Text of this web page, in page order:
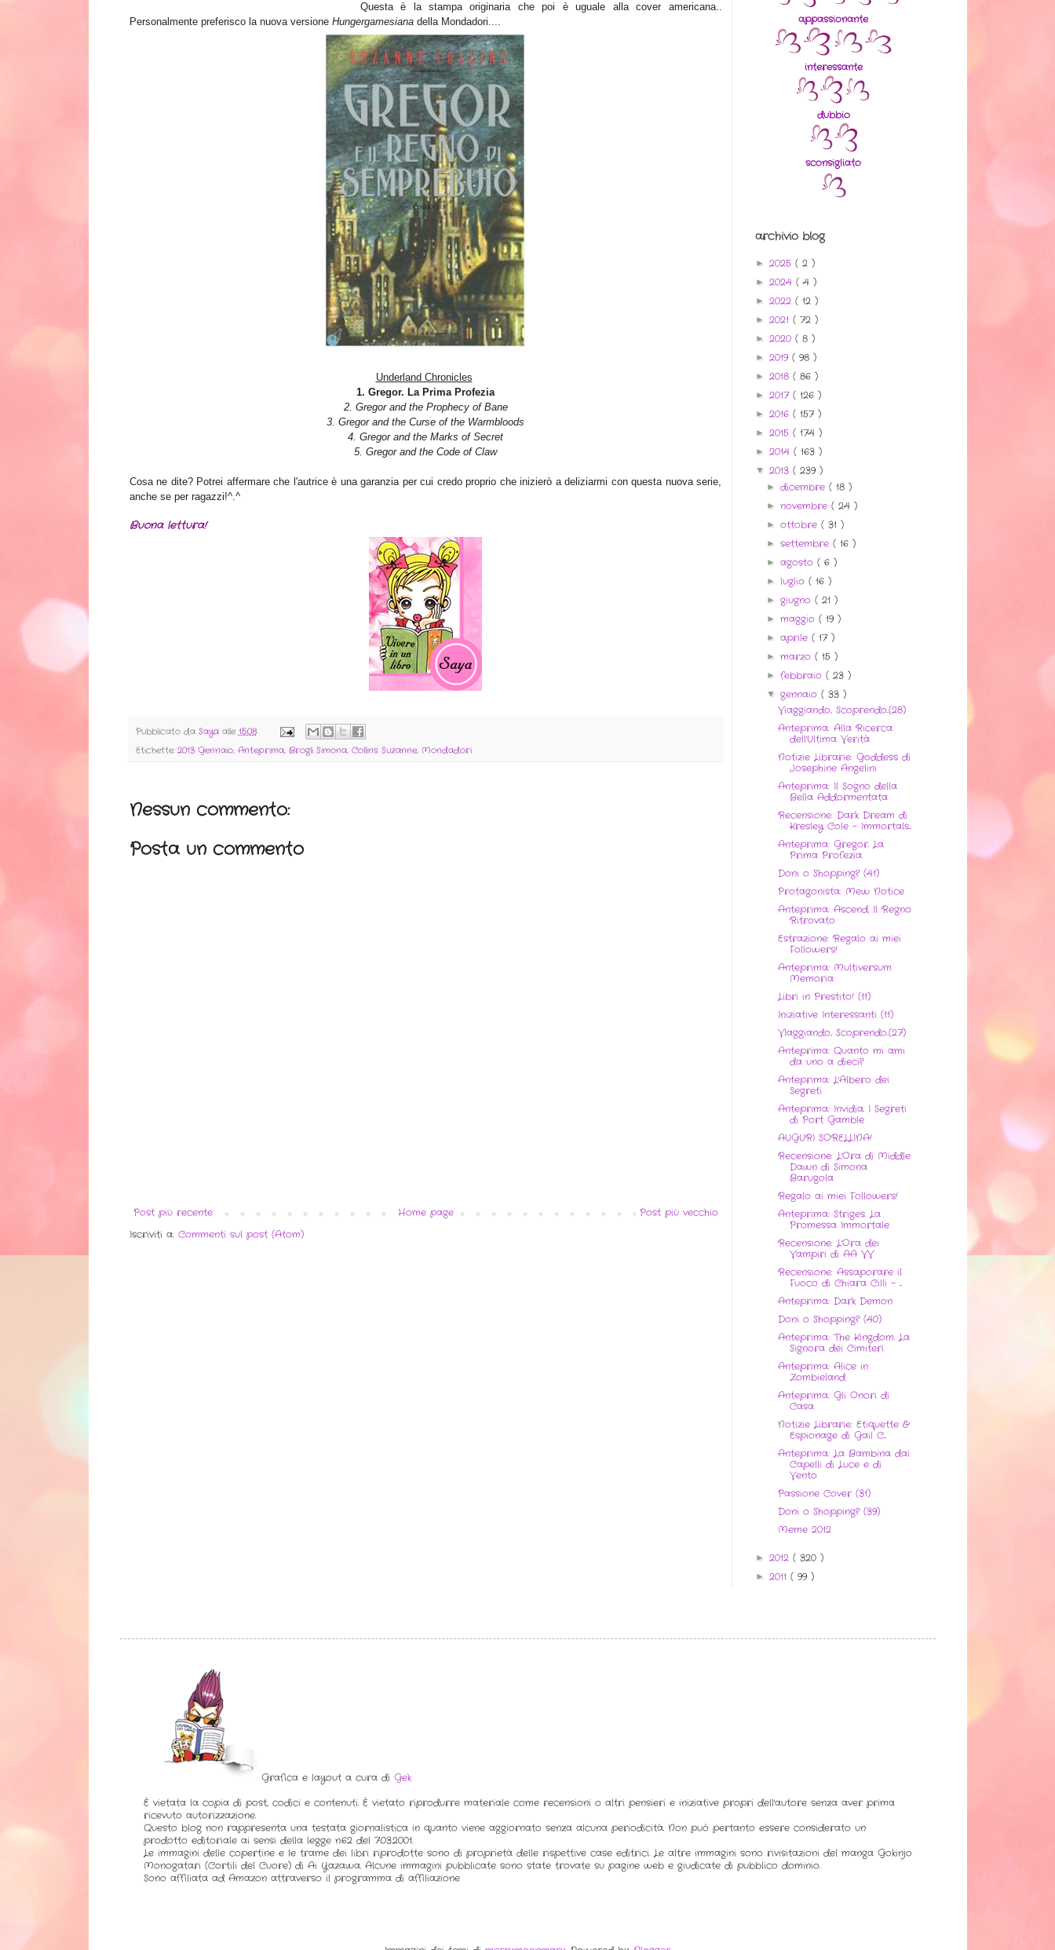
Questa è la stampa originaria che poi è uguale alla cover americana..
Personalmente preferisco la nuova versione Hungergamesianadella Mondadori....
Underland Chronicles
1. Gregor. La Prima Profezia
2. Gregor and the Prophecy of Bane
3. Gregor and the Curse of the Warmbloods
4. Gregor and the Marks of Secret
5. Gregor and the Code of Claw
Cosa ne dite? Potrei affermare che l'autrice è una garanzia per cui credo proprio che inizierò a deliziarmi con questa nuova serie,
anche se per ragazzi!^.^
Buona lettura!
Pubblicato da Saya alle 15:08
Etichette: 2013 Gennaio, Anteprima, Brogli Simona, Collins Suzanne, Mondadori
Nessun commento:
Posta un commento
Post più recente Post più vecchio
Home page
Iscriviti a: Commenti sul post (Atom)
appassionante
interessante
dubbio
sconsigliato
archivio blog
► 2025 ( 2 )
► 2024 ( 4 )
► 2022 ( 12 )
► 2021 ( 72 )
► 2020 ( 8 )
► 2019 ( 98 )
► 2018 ( 86 )
► 2017 ( 126 )
► 2016 ( 157 )
► 2015 ( 174 )
► 2014 ( 163 )
▼ 2013 ( 239 )
► dicembre ( 18 )
► novembre ( 24 )
► ottobre ( 31 )
► settembre ( 16 )
► agosto ( 6 )
► luglio ( 16 )
► giugno ( 21 )
► maggio ( 19 )
► aprile ( 17 )
► marzo ( 15 )
► febbraio ( 23 )
▼ gennaio ( 33 )
Viaggiando, Scoprendo..(28)
Anteprima: Alla Ricerca
dell'Ultima Verità
Notizie Librarie: Goddess di
Josephine Angelini
Anteprima: Il Sogno della
Bella Addormentata
Recensione: Dark Dream di
Kresley Cole - Immortals...
Anteprima: Gregor. La
Prima Profezia
Doni o Shopping? (41)
Protagonista: Mew Notice
Anteprima: Ascend. Il Regno
Ritrovato
Estrazione: Regalo ai miei
Followers!
Anteprima: Multiversum
Memoria
Libri in Prestito! (11)
Iniziative Interessanti (11)
VIaggiando, Scoprendo..(27)
Anteprima: Quanto mi ami
da uno a dieci?
Anteprima: L'Albero dei
Segreti
Anteprima: Invidia. I Segreti
di Port Gamble
AUGURI SORELLINA!
Recensione: L'Ora di Middle
Dawn di Simona
Barugola
Regalo ai miei Followers!
Anteprima: Striges. La
Promessa Immortale
Recensione: L'Ora dei
Vampiri di AA VV
Recensione: Assaporare il
Fuoco di Chiara Cilli - ...
Anteprima: Dark Demon
Doni o Shopping? (40)
Anteprima: The Kingdom. La
Signora dei Cimiteri
Anteprima: Alice in
Zombieland
Anteprima: Gli Onori di
Casa
Notizie Librarie: Etiquette &
Espionage di Gail C...
Anteprima: La Bambina dai
Capelli di Luce e di
Vento
Passione Cover (31)
Doni o Shopping? (39)
Meme 2012
► 2012 ( 320 )
► 2011 ( 99 )
Grafica e layout a cura di Gek
È vietata la copia di post, codici e contenuti. È vietato riprodurre materiale come recensioni o altri pensieri e iniziative propri dell'autore senza aver prima
ricevuto autorizzazione.
Questo blog non rappresenta una testata giornalistica in quanto viene aggiornato senza alcuna periodicità. Non può pertanto essere considerato un
prodotto editoriale ai sensi della legge n.62 del 7.03.2001.
Le immagini delle copertine e le trame dei libri riprodotte sono di proprietà delle rispettive case editrici. Le altre immagini sono rivisitazioni del manga Gokinjo
Monogatari (Cortili del Cuore) di Ai Yazawa. Alcune immagini pubblicate sono state trovate su pagine web e giudicate di pubblico dominio.
Sono affiliata ad Amazon attraverso il programma di affiliazione